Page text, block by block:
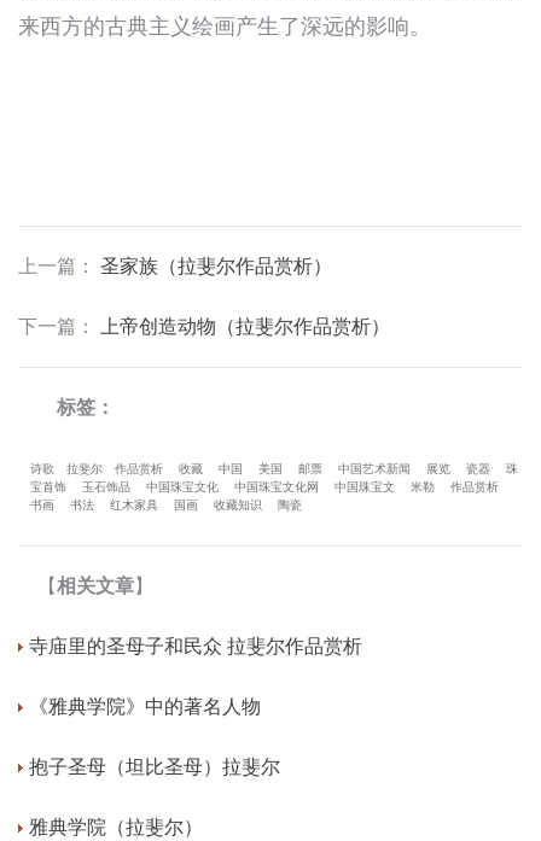
来西方的古典主义绘画产生了深远的影响。
上一篇 ： 圣家族（拉斐尔作品赏析）
下一篇 ： 上帝创造动物（拉斐尔作品赏析）
标签：
诗歌 拉斐尔 作品赏析 收藏 中国 美国 邮票 中国艺术新闻 展览 瓷器
珠
宝首饰
玉石饰品 中国珠宝文化 中国珠宝文化网 中国珠宝文 米勒
作品赏析
书画
书法 红木家具 国画 收藏知识 陶瓷
【相关文章】
寺庙里的圣母子和民众 拉斐尔作品赏析
《雅典学院》中的著名人物
抱子圣母（坦比圣母）拉斐尔
雅典学院（拉斐尔）